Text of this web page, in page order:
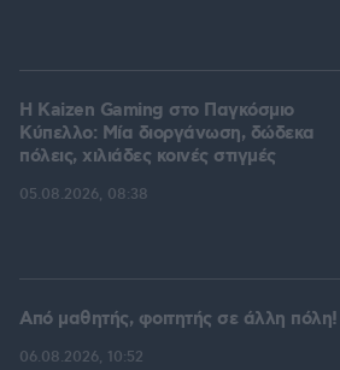
H Kaizen Gaming στο Παγκόσμιο
Kύπελλο: Μία διοργάνωση, δώδεκα
πόλεις, χιλιάδες κοινές στιγμές
05.08.2026, 08:38
Από μαθητής, φοιτητής σε άλλη πόλη!
06.08.2026, 10:52